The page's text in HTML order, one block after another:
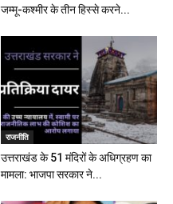
जम्मू-कश्मीर के तीन हिस्से करने...
राजनीति
उत्तराखंड के 51 मंदिरों के अधिग्रहण का
मामला: भाजपा सरकार ने...